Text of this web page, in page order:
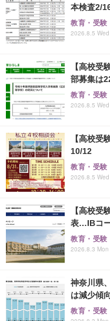
本検査2/
教育・受験
2026.8.5
【高校
部募集は
教育・受験
2026.8.5
【高校
10/12
教育・受験
2026.8.5
【高校受
表…IBコ
教育・受験
2026.8.3
神奈川県
は減少傾
教育・受験